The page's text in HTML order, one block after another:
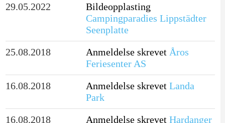
29.05.2022
Bildeopplasting
Campingparadies Lippstädter
Seenplatte
25.08.2018
Anmeldelse skrevet Åros
Feriesenter AS
16.08.2018
Anmeldelse skrevet Landa
Park
16.08.2018
Anmeldelse skrevet Hardanger